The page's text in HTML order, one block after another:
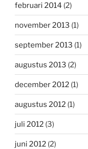
februari 2014 (2)
november 2013 (1)
september 2013 (1)
augustus 2013 (2)
december 2012 (1)
augustus 2012 (1)
juli 2012 (3)
juni 2012 (2)